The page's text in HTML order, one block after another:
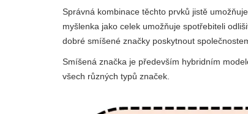
Správná kombinace těchto prvků jistě
myšlenka jako celek umožňuje spotřebiteli
dobré smíšené značky poskytnout
Smíšená značka je především hybridním
všech různých typů značek.